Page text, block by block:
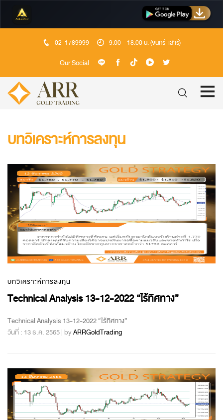
02-1789999 9.00 - 18.00 น. (จันทร์-เสาร์)
Our Social
บทวิเคราะห์การลงทุน
บทวิเคราะห์การลงทุน
Technical Analysis 13-12-2022 “ไร้ทิศทาง”
Technical Analysis 13-12-2022 “ไร้ทิศทาง”
วันที่ : 13 ธ.ค. 2565 | byARRGoldTrading